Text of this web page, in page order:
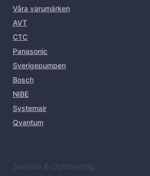
Våra varumärken
AVT
CTC
Panasonic
Sverigepumpen
Bosch
NIBE
Systemair
Qvantum
Service & Optimering